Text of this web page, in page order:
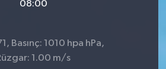
08:00
Basınç: 1010 hpa hPa,
1.00 m/s